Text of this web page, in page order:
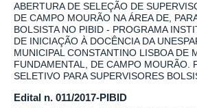
ABERTURA DE SELEÇÃO DE
DE CAMPO MOURÃO NA ÁREA DE,
BOLSISTA NO PIBID - PROGRAMA
DE INICIAÇÃO À DOCÊNCIA DA
MUNICIPAL CONSTANTINO LISBOA DE
FUNDAMENTAL, DE CAMPO MOURÃO.
SELETIVO PARA SUPERVISORES
Edital n. 011/2017-PIBID